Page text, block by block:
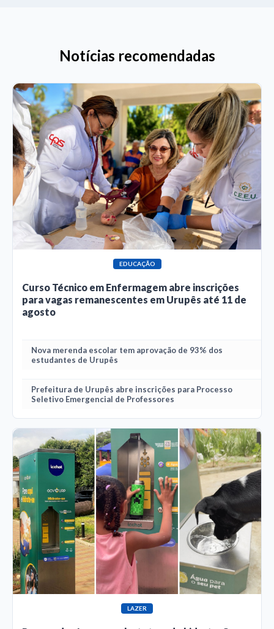
Notícias recomendadas
EDUCAÇÃO
Curso Técnico em Enfermagem abre inscrições
para vagas remanescentes em Urupês até 11 de
agosto
Nova merenda escolar tem aprovação de 93% dos
estudantes de Urupês
Prefeitura de Urupês abre inscrições para Processo
Seletivo Emergencial de Professores
LAZER